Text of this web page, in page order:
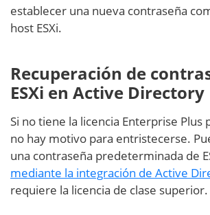
establecer una nueva contraseña
host ESXi.
Recuperación de
ESXi en Active Directory
Si no tiene la licencia Enterprise Plus
no hay motivo para entristecerse.
una contraseña predeterminada de
mediante la integración de Active
requiere la licencia de clase superior.